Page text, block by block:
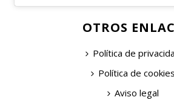
OTROS
Política de
Política de cookies
Aviso legal